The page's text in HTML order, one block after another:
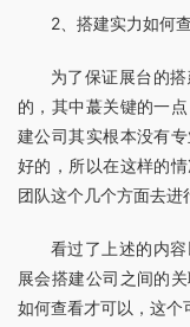
2、搭建实力如何
为了保证展台的
的，其中蕞关键的一
建公司其实根本没有
好的，所以在这样的
团队这个几个方面去进
看过了上述的内
展会搭建公司之间的
如何查看才可以，这个